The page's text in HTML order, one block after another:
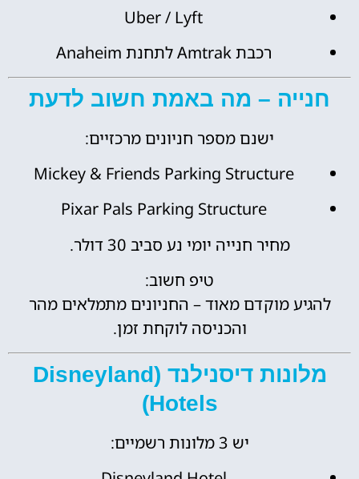
Uber / Lyft
רכבת Amtrak לתחנת Anaheim
חנייה – מה באמת חשוב לדעת
ישנם מספר חניונים מרכזיים:
Mickey & Friends Parking Structure
Pixar Pals Parking Structure
מחיר חנייה יומי נע סביב 30 דולר.
טיפ חשוב:
להגיע מוקדם מאוד – החניונים מתמלאים מהר
והכניסה לוקחת זמן.
מלונות דיסנילנד (Disneyland
Hotels)
יש 3 מלונות רשמיים: